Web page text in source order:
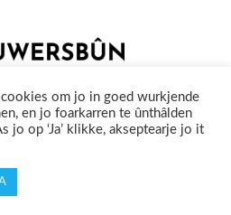
om jo in goed wurkjende
en jo foarkarren te ûnthâlden
jo op ‘Ja’ klikke, akseptearje jo it